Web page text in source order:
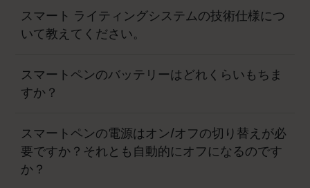
スマート ライティングシステムの技術仕様につ
いて教えてください。
スマートペンのバッテリーはどれくらいもちま
すか？
スマートペンの電源はオン/オフの切り替えが必
要ですか？それとも自動的にオフになるのです
か？